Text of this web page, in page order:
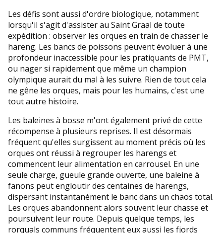
Les défis sont aussi d'ordre biologique, notamment
lorsqu'il s'agit d'assister au Saint Graal de toute
expédition : observer les orques en train de chasser le
hareng. Les bancs de poissons peuvent évoluer à une
profondeur inaccessible pour les pratiquants de PMT,
ou nager si rapidement que même un champion
olympique aurait du mal à les suivre. Rien de tout cela
ne gêne les orques, mais pour les humains, c'est une
tout autre histoire.
Les baleines à bosse m'ont également privé de cette
récompense à plusieurs reprises. Il est désormais
fréquent qu'elles surgissent au moment précis où les
orques ont réussi à regrouper les harengs et
commencent leur alimentation en carrousel. En une
seule charge, gueule grande ouverte, une baleine à
fanons peut engloutir des centaines de harengs,
dispersant instantanément le banc dans un chaos total.
Les orques abandonnent alors souvent leur chasse et
poursuivent leur route. Depuis quelque temps, les
rorquals communs fréquentent eux aussi les fjords